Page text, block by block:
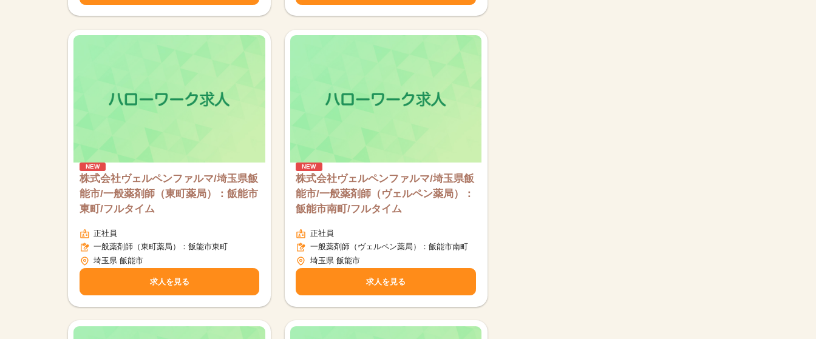
NEW
株式会社ヴェルペンファルマ/埼玉県飯
能市/一般薬剤師（東町薬局）：飯能市
東町/フルタイム
正社員
一般薬剤師（東町薬局）：飯能市東町
埼玉県 飯能市
求人を見る
NEW
株式会社ヴェルペンファルマ/埼玉県飯
能市/一般薬剤師（ヴェルペン薬局）：
飯能市南町/フルタイム
正社員
一般薬剤師（ヴェルペン薬局）：飯能市南町
埼玉県 飯能市
求人を見る